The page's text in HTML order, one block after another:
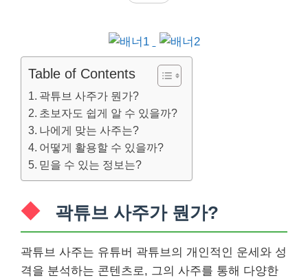
Table of Contents
곽튜브 사주가 뭔가?
초보자도 쉽게 알 수 있을까?
나에게 맞는 사주는?
어떻게 활용할 수 있을까?
믿을 수 있는 정보는?
곽튜브 사주가 뭔가?
곽튜브 사주는 유튜버 곽튜브의 개인적인 운세와 성
격을 분석하는 콘텐츠로, 그의 사주를 통해 다양한